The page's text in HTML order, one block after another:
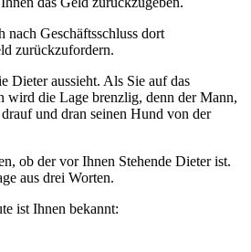
nach Geschäftsschluss dort
zurückzufordern.
Dieter aussieht. Als Sie auf das
wird die Lage brenzlig, denn der Mann,
und dran seinen Hund von der
ob der vor Ihnen Stehende Dieter ist.
aus drei Worten.
ist Ihnen bekannt: